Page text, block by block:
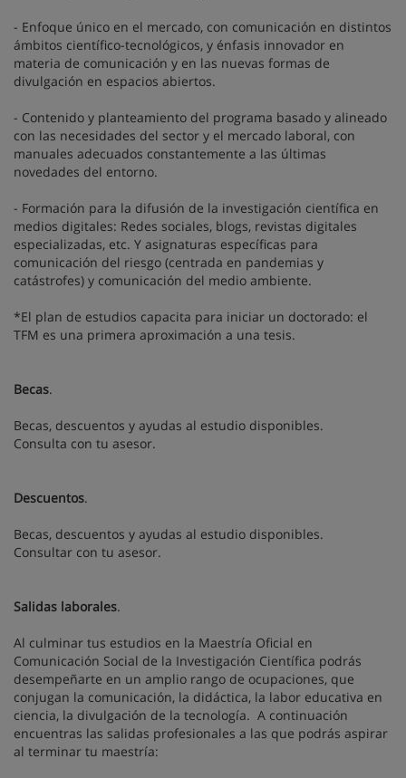
- Enfoque único en el mercado, con comunicación en distintos
ámbitos científico-tecnológicos, y énfasis innovador en
materia de comunicación y en las nuevas formas de
divulgación en espacios abiertos.
- Contenido y planteamiento del programa basado y alineado
con las necesidades del sector y el mercado laboral, con
manuales adecuados constantemente a las últimas
novedades del entorno.
- Formación para la difusión de la investigación científica en
medios digitales: Redes sociales, blogs, revistas digitales
especializadas, etc. Y asignaturas específicas para
comunicación del riesgo (centrada en pandemias y
catástrofes) y comunicación del medio ambiente.
*El plan de estudios capacita para iniciar un doctorado: el
TFM es una primera aproximación a una tesis.
Becas.
Becas, descuentos y ayudas al estudio disponibles.
Consulta con tu asesor.
Descuentos.
Becas, descuentos y ayudas al estudio disponibles.
Consultar con tu asesor.
Salidas laborales.
Al culminar tus estudios en la Maestría Oficial en
Comunicación Social de la Investigación Científica podrás
desempeñarte en un amplio rango de ocupaciones, que
conjugan la comunicación, la didáctica, la labor educativa en
ciencia, la divulgación de la tecnología. A continuación
encuentras las salidas profesionales a las que podrás aspirar
al terminar tu maestría: